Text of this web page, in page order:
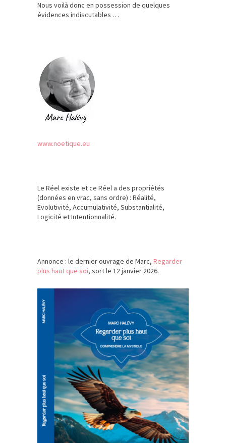
Nous voilà donc en possession de quelques
évidences indiscutables …
www.noetique.eu
Le Réel existe et ce Réel a des propriétés
(données en vrac, sans ordre) : Réalité,
Evolutivité, Accumulativité, Substantialité,
Logicité et Intentionnalité.
Annonce : le dernier ouvrage de Marc, Regarder
plus haut que soi, sort le 12 janvier 2026.